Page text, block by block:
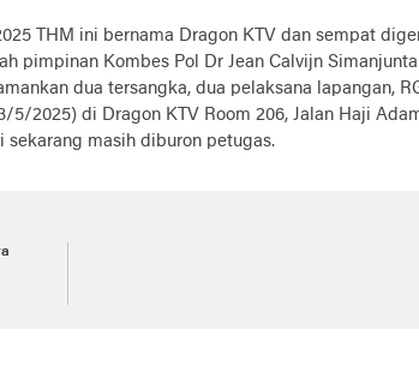
THM ini bernama Dragon KTV dan sempat
pimpinan Kombes Pol Dr Jean Calvijn
dua tersangka, dua pelaksana lapangan,
5/2025) di Dragon KTV Room 206, Jalan Haji
sekarang masih diburon petugas.